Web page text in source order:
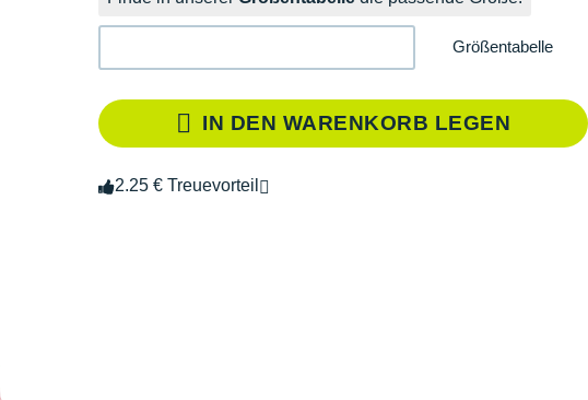
Größentabelle
IN DEN WARENKORB LEGEN
2.25 € Treuevorteil